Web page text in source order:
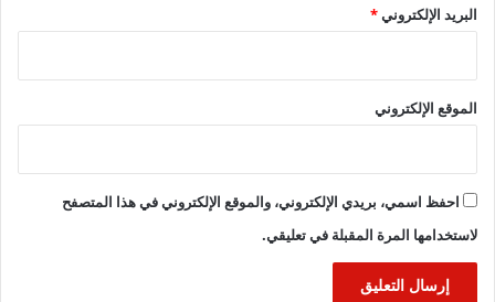
البريد الإلكتروني*
الموقع الإلكتروني
احفظ اسمي، بريدي الإلكتروني، والموقع الإلكتروني في هذا المتصفح
لاستخدامها المرة المقبلة في تعليقي.